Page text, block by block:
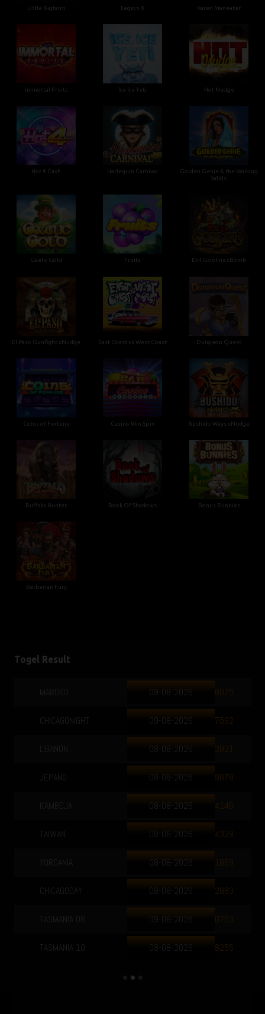
Little Bighorn Legion X Karen Maneater
Immortal Fruits Ice Ice Yeti Hot Nudge
Hot 4 Cash Harlequin Carnival
Golden Genie & the Walking
Wilds
Gaelic Gold Fruits Evil Goblins xBomb
El Paso Gunfight xNudge East Coast vs West Coast Dungeon Quest
Coins of Fortune Casino Win Spin Bushido Ways xNudge
Buffalo Hunter Book Of Shadows Bonus Bunnies
Barbarian Fury
Togel Result
09-08-2026
CHICAGONIGHT 09-08-2026
08-08-2026
JEPANG 08-08-2026
08-08-2026
TAIWAN 08-08-2026
08-08-2026
CHICAGODAY 08-08-2026
09-08-2026
TASMANIA 10 08-08-2026